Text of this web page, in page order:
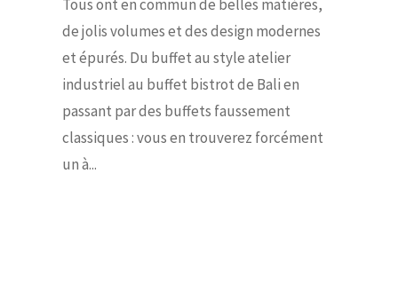
Tous ont en commun de belles matières,
de jolis volumes et des design modernes
et épurés. Du buffet au style atelier
industriel au buffet bistrot de Bali en
passant par des buffets faussement
classiques : vous en trouverez forcément
un à...